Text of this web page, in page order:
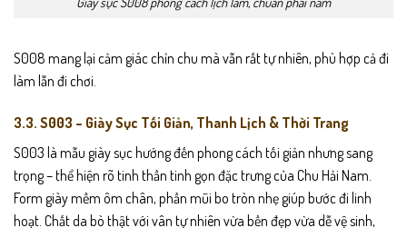
S008 mang lại cảm giác chỉn chu mà vẫn rất tự nhiên, phù hợp cả đi
làm lẫn đi chơi.
3.3. S003 – Giày Sục Tối Giản, Thanh Lịch & Thời Trang
S003 là mẫu giày sục hướng đến phong cách tối giản nhưng sang
trọng – thể hiện rõ tinh thần tinh gọn đặc trưng của Chu Hải Nam.
Form giày mềm ôm chân, phần mũi bo tròn nhẹ giúp bước đi linh
hoạt. Chất da bò thật với vân tự nhiên vừa bền đẹp vừa dễ vệ sinh,